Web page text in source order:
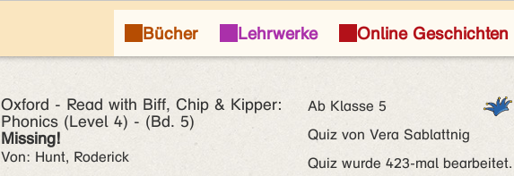
Oxford - Read with Biff, Chip & Kipper:
Phonics (Level 4) - (Bd. 5)
Missing!
Von: Hunt, Roderick
Ab Klasse 5
Quiz von Vera Sablattnig
Quiz wurde 423-mal bearbeitet.